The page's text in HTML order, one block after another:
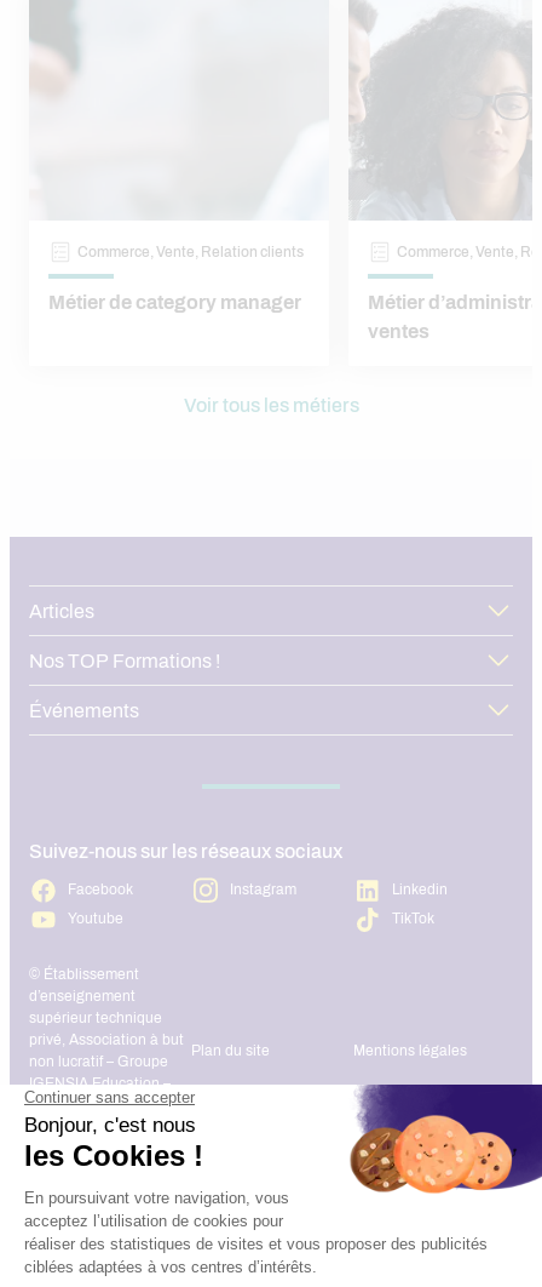
Commerce, Vente, Relation clients
Métier de category manager
Commerce, Vente,
Métier
ventes
Voir tous les métiers
Articles
Nos TOP Formations !
Événements
Suivez-nous sur les réseaux sociaux
Facebook Instagram
Linkedin
Youtube
TikTok
© Établissement
d’enseignement
supérieur technique
privé, Association à but
non lucratif – Groupe
IGENSIA Education –
Mise à jour site :
Janvier 2026
Plan du site Mentions légales
Charte des données
Contact